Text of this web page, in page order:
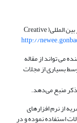
مقالاتی که در این نشریه منتشر شده اند تحت مجوز بین المللی( Creative
http://
می تواند از مقاله
بسیاری از مجلات
منبع می‌دهد.
از نرم افزارهای
استفاده نموده و در